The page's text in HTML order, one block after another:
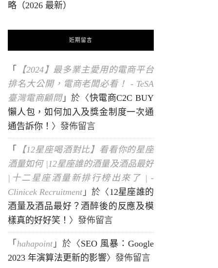
略（2026 最新）
近期留言
「
【2024】最多業主愛用的電商平台
排名大公開，電商老闆必看！ - TeSA
臺灣電商顧問」於〈快電商C2C BUY
懶人包，如何加入及獎金制度一次通
通告訴你！ 〉發佈留言
「
【12星座喝酒對比】看看你的星座
酒量如何 |12星座誰的酒量及酒品最好
|十二星座酒量新排行榜出來了 | -
Clinicek Recruitment 」於〈 12星座誰的
酒量及酒品最好？酒醉後的反應及模
樣真的好好笑！ 〉發佈留言
「 hahapoint 」於〈 SEO 風暴：Google
2023 年演算法更新的影響〉發佈留言